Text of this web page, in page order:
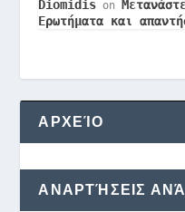
Diomidis on
Ερωτήματα και
ΑΡΧΕΊΟ
ΑΝΑΡΤΉΣΕΙΣ